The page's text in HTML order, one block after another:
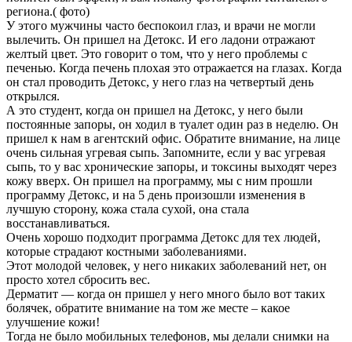
региона.( фото)
У этого мужчины часто беспокоил глаз, и врачи не могли
вылечить. Он пришел на Детокс. И его ладони отражают
желтый цвет. Это говорит о том, что у него проблемы с
печенью. Когда печень плохая это отражается на глазах. Когда
он стал проводить Детокс, у него глаз на четвертый день
открылся.
А это студент, когда он пришел на Детокс, у него были
постоянные запоры, он ходил в туалет один раз в неделю. Он
пришел к нам в агентский офис. Обратите внимание, на лице
очень сильная угревая сыпь. Запомните, если у вас угревая
сыпь, то у вас хронические запоры, и токсины выходят через
кожу вверх. Он пришел на программу, мы с ним прошли
программу Детокс, и на 5 день произошли изменения в
лучшую сторону, кожа стала сухой, она стала
восстанавливаться.
Очень хорошо подходит программа Детокс для тех людей,
которые страдают костными заболеваниями.
Этот молодой человек, у него никаких заболеваний нет, он
просто хотел сбросить вес.
Дерматит — когда он пришел у него много было вот таких
болячек, обратите внимание на том же месте – какое
улучшение кожи!
Тогда не было мобильных телефонов, мы делали снимки на